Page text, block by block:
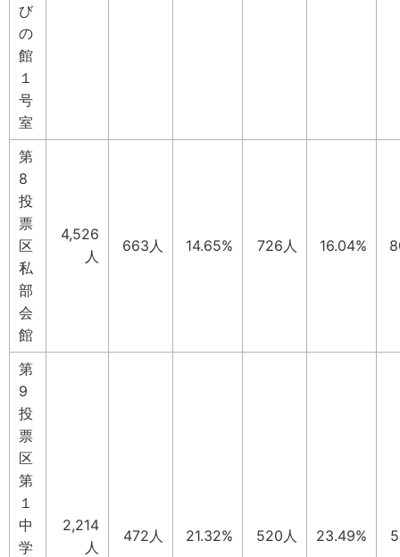
び
の
館
１
号
室
第
8
投
票
区
私
部
会
館
4,526
人
663人 14.65% 726人 16.04%
第
9
投
票
区
第
１
中
学
2,214
人
472人 21.32% 520人 23.49%